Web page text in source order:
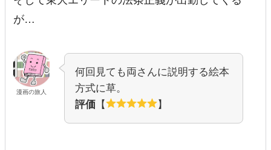
が…
漫画の旅人
何回見ても両さんに説明する絵本
方式に草。
評価 【 】